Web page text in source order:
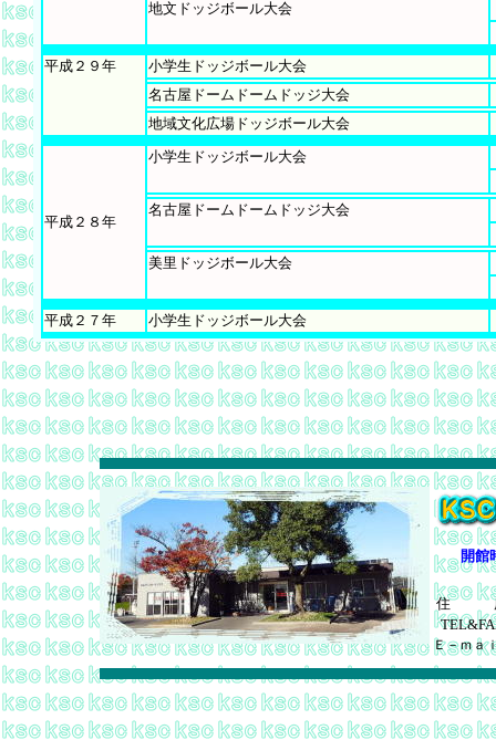
地文ドッジボール大会
平成２９年
小学生ドッジボール大会
名古屋ドームドームドッジ大会
地域文化広場ドッジボール大会
平成２８年
小学生ドッジボール大会
名古屋ドームドームドッジ大会
美里ドッジボール大会
平成２７年 小学生ドッジボール大会
開
住
Ｅ－ｍａ